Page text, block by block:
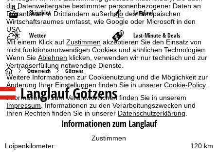
die Datenweitergabe bestimmter personenbezogener Daten an
Drittanbieter in Drittländern außerhalb des Europäischen
Wirtschaftsraumes umfasst, wie Google oder Microsoft in den
USA.
Mit einem Klick aufZustimmen akzeptieren Sie den Einsatz von
nicht funktionsnotwendigen Cookies und ähnlichen Technologien.
Wenn SieAblehnen klicken, verwenden wir nur technisch und zur
Vertragserfüllung notwendige Dienste.
Weitere Informationen zur Cookienutzung und die Möglichkeit zur
Änderung Ihrer Einstellungen finden Sie in unsererCookie-Policy.
Informationen zum Verantwortlichen finden Sie in unserem
Impressum. Informationen zu den Verarbeitungszwecken und
Ihren Rechten finden Sie in unserer Datenschutzerklärung.
Zustimmen
Skigebiet Langlauf
Wetter Last-Minute & Deals
S
t
a
t
Österreich Götzens
Langlauf Götzens
Informationen zum Langlauf
120 km
Loipenkilometer: